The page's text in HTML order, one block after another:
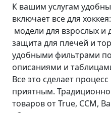
К вашим услугам
включает все для
модели для взрослых и
защита для плечей и
удобными фильтрами
описаниями и
Все это сделает
приятным. Традиционно
товаров от True, CCM,